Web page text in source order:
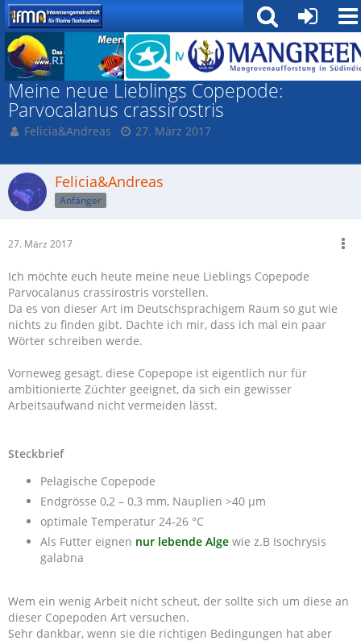
Zooplankton
Meine neue Lieblings Copepode:
Parvocalanus crassirostris
Felicia&Andreas 27. März 2017
Felicia&Andreas
Anfänger
27. März 2017
Ich möchte euch heute meine neue Lieblings Copepode
Parvocalanus crassirostris vorstellen.
Da es von dieser Art im Deutschsprachigem Raum so gut wie
nichts zu finden gibt. Dachte ich mir, dass ich mal ein paar
Wörter schreiben werde.
Vorneweg gesagt, diese Copepope ist eigentlich nur für
ambitionierte Züchter geeignet, da sich ein gewisser
Arbeitsaufwand nicht vermeiden lässt.
Steckbrief
Pelagische Copepode
Endgrösse 0,2 – 0,3 mm, Nauplien >40 µm
optimale Temperatur 24-26 °C
Als Futter eignen nur lebende Alge wie z.B Isochrysis
galabna
Wem ein wenig Arbeit nicht scheut, der sollte sich um diese an
dieser Copepoden Art versuchen.
Sehr dankbar, wenn sie die richtigen Bedingungen hat aber